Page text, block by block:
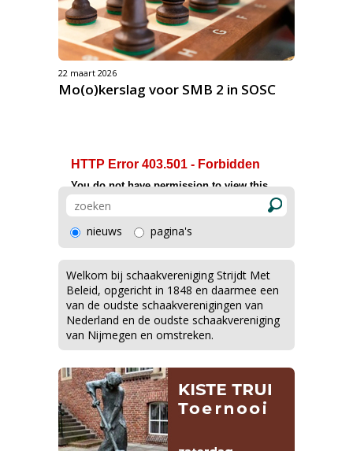
22 maart 2026
Mo(o)kerslag voor SMB 2 in SOSC
nieuws pagina's
Welkom bij schaakvereniging Strijdt Met
Beleid, opgericht in 1848 en daarmee een
van de oudste schaakverenigingen van
Nederland en de oudste schaakvereniging
van Nijmegen en omstreken.